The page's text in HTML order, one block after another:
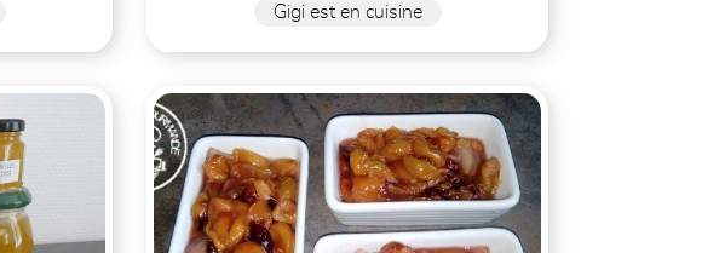
Gigi est en cuisine